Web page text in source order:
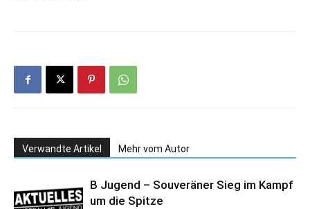
Verwandte Artikel Mehr vom Autor
B Jugend – Souveräner Sieg im Kampf
um die Spitze